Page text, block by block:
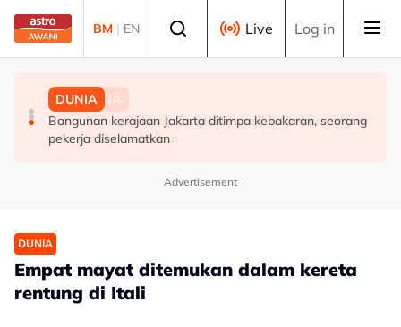
Skip to main content
BM | EN Live Log in
DUNIA
Menteri Luar Iran seru negara Islam "bergantung
sesama sendiri"
MALAYSIA
Puteri Sultan Pahang, Tengku Ilyana Alia dan pasangan
selamat diijabkabulkan
DUNIA
Bangunan kerajaan Jakarta ditimpa kebakaran, seorang
pekerja diselamatkan
Advertisement
DUNIA
Empat mayat ditemukan dalam kereta
rentung di Itali